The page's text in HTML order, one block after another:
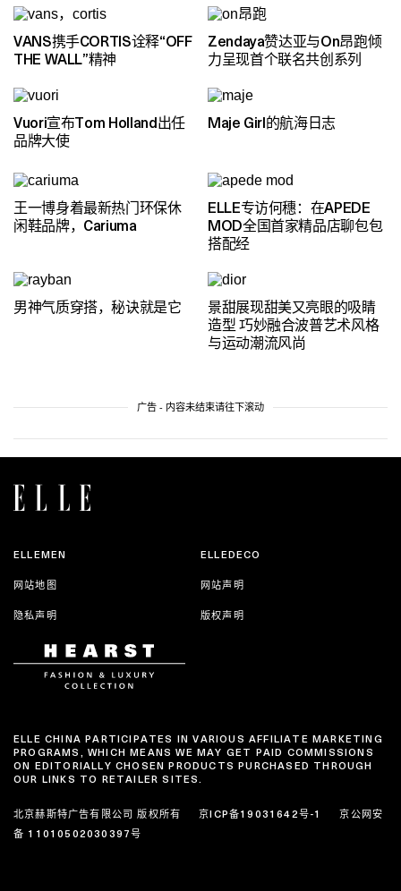
VANS携手CORTIS诠释“OFF
THE WALL”精神
Zendaya赞达亚与On昂跑倾
力呈现首个联名共创系列
Vuori宣布Tom Holland出任
品牌大使
Maje Girl的航海日志
王一博身着最新热门环保休
闲鞋品牌，Cariuma
ELLE专访何穗：在APEDE
MOD全国首家精品店聊包包
搭配经
男神气质穿搭，秘诀就是它
景甜展现甜美又亮眼的吸睛
造型 巧妙融合波普艺术风格
与运动潮流风尚
广告 - 内容未结束请往下滚动
ELLEMEN ELLEDECO
网站地图 网站声明
隐私声明 版权声明
ELLE CHINA PARTICIPATES IN VARIOUS AFFILIATE MARKETING
PROGRAMS, WHICH MEANS WE MAY GET PAID COMMISSIONS
ON EDITORIALLY CHOSEN PRODUCTS PURCHASED THROUGH
OUR LINKS TO RETAILER SITES.
北京赫斯特广告有限公司 版权所有 京ICP备19031642号-1
京公网安
备 11010502030397号